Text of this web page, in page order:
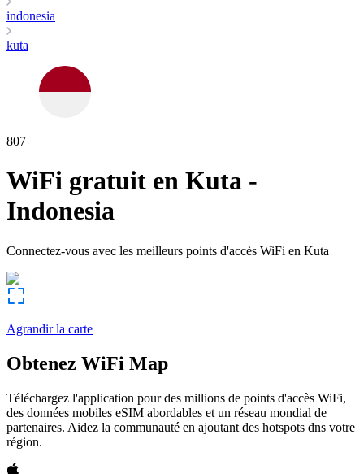
indonesia
kuta
807
WiFi gratuit en Kuta -
Indonesia
Connectez-vous avec les meilleurs points d'accès WiFi en Kuta
Agrandir la carte
Obtenez WiFi Map
Téléchargez l'application pour des millions de points d'accès WiFi,
des données mobiles eSIM abordables et un réseau mondial de
partenaires. Aidez la communauté en ajoutant des hotspots dns votre
région.